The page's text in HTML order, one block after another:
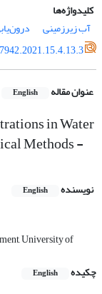
کلیدواژه‌ها
آب زیرزمینی
عنوان مقاله English
in Water
Methods -
نویسنده English
University of
چکیده
English